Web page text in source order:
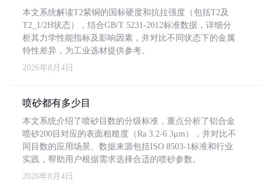
本文系统解读T2紫铜的国标硬度和抗拉强度（包括T2及
T2_1/2H状态），结合GB/T 5231-2012标准数据，详细分
析其力学性能指标及影响因素，并对比不同状态下的金属
特性差异，为工业选材提供参考。
2026年8月4日
喷砂都有多少目
本文系统介绍了喷砂目数的分级标准，重点分析了铝合金
喷砂200目对应的表面粗糙度（Ra 3.2-6.3μm），并对比不
同目数的应用场景。数据来源包括ISO 8503-1标准和行业
实践，帮助用户根据需求选择合适的喷砂参数。
2026年8月4日